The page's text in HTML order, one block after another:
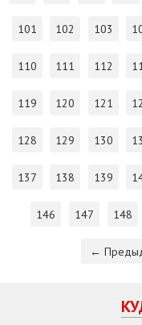
101 102 103
110 111 112
119 120 121
128 129 130
137 138 139
146 147 148
←